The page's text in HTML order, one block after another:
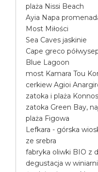
plaża Nissi Beach
Ayia Napa
Most Miłości
Sea Caves jaskinie
Cape greco
Blue Lagoon
most Kamara Tou
cerkiew Agioi
zatoka i plaża
zatoka Green Bay,
plaża Figowa
Lefkara - górska
ze srebra
fabryka oliwki BIO z
degustacja w winiarni